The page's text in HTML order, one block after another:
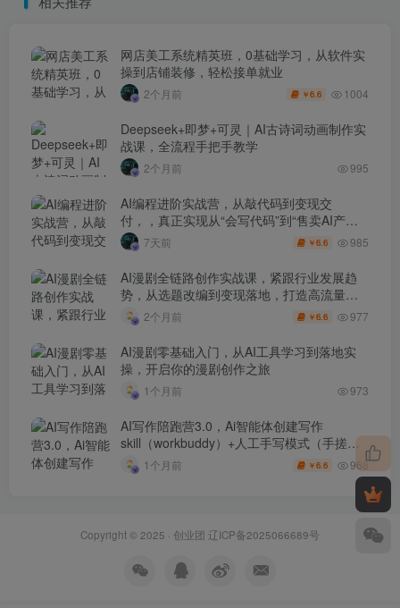
网店美工系统精英班，0基础学习，从软件实
操到店铺装修，轻松接单就业
2个月前 ￥6.6 1004
Deepseek+即梦+可灵｜AI古诗词动画制作实
战课，全流程手把手教学
2个月前 995
AI编程进阶实战营，从敲代码到变现交
付，，真正实现从“会写代码”到“售卖AI产品
盈利”的跨越
7天前 ￥6.6 985
AI漫剧全链路创作实战课，紧跟行业发展趋
势，从选题改编到变现落地，打造高流量优
质作品2个月前 ￥6.6 977
AI漫剧零基础入门，从AI工具学习到落地实
操，开启你的漫剧创作之旅
1个月前 973
AI写作陪跑营3.0，Ai智能体创建写作
skill（workbuddy）+人工手写模式（手搓模
式），去除AI痕迹（头条号、公众号、百家
号）
1个月前 ￥6.6 968
Copyright © 2025 · 创业团 辽ICP备2025066689号